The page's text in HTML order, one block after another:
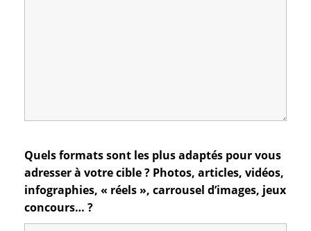
Quels formats sont les plus adaptés pour vous
adresser à votre cible ? Photos, articles, vidéos,
infographies, « réels », carrousel d’images, jeux
concours… ?